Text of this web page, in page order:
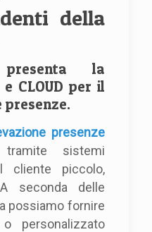
della
la
e CLOUD per il
presenze
sistemi
cliente piccolo,
seconda delle
possiamo fornire
personalizzato